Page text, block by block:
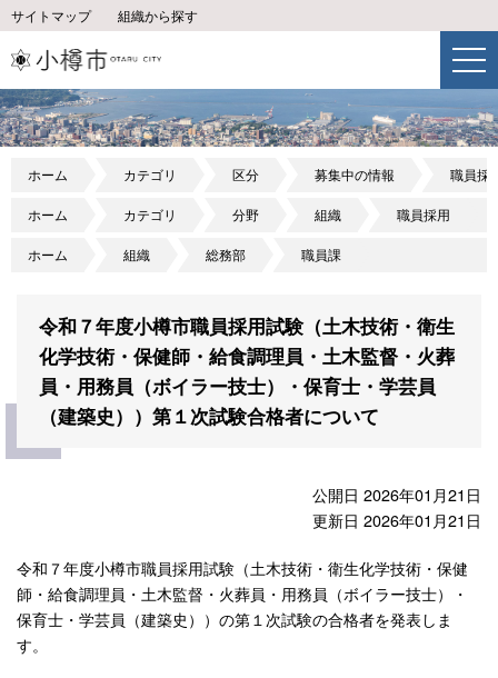
サイトマップ 組織から探す
ホーム カテゴリ 区分 募集中の情報 職員採
ホーム カテゴリ 分野 組織 職員採用
ホーム 組織 総務部 職員課
令和７年度小樽市職員採用試験（土木技術・衛生
化学技術・保健師・給食調理員・土木監督・火葬
員・用務員（ボイラー技士）・保育士・学芸員
（建築史））第１次試験合格者について
公開日 2026年01月21日
更新日 2026年01月21日
令和７年度小樽市職員採用試験（土木技術・衛生化学技術・保健
師・給食調理員・土木監督・火葬員・用務員（ボイラー技士）・
保育士・学芸員（建築史））の第１次試験の合格者を発表しま
す。